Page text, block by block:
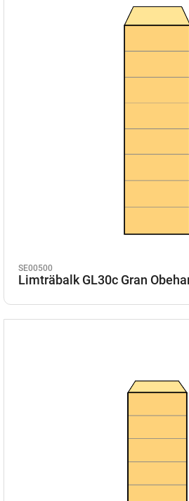
SE00500
Limträbalk GL30c Gran